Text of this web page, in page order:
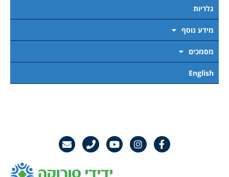
גלריות
מידע נוסף
מסמכים
English